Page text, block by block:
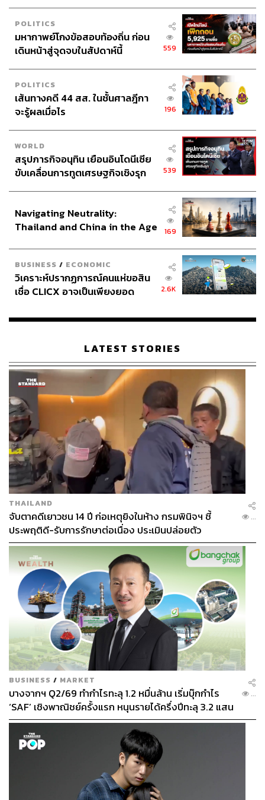
ภาพ:Alex Caparros, Quality Sport Images / Getty Images,
fcbarcelona / Instagram
TAGS: Spotify La Liga Drake
Olivia Rodrigo
Getty Images
Spain
Real Madrid Barcelona
ABOUT THE AUTHOR
สมศักดิ์ จันทวิชชประภา
โปรดิวเซอร์ คอลัมนิสต์ และบรรณาธิการ ผู้
หลงใหลในความตื่นเต้นของกีฬาและความ
สงบของการอ่านหนังสือเงียบๆ
POLITICS
มหากาพย์โกงข้อสอบท้องถิ่น ก่อน
เดินหน้าสู่จุดจบในสัปดาห์นี้
559
POLITICS
เส้นทางคดี 44 สส. ในชั้นศาลฎีกา
จะรู้ผลเมื่อไร
196
WORLD
สรุปภารกิจอนุทิน เยือนอินโดนีเซีย
ขับเคลื่อนการทูตเศรษฐกิจเชิงรุก
539
Navigating Neutrality:
Thailand and China in the Age
169
BUSINESS / ECONOMIC
วิเคราะห์ปรากฏการณ์คนแห่ขอสิน
เชื่อ CLICX อาจเป็นเพียงยอด
เรือนไทยที่ถูกซุกไว้
2.6K
LATEST STORIES
THAILAND
จับตาคดีเยาวชน 14 ปี ก่อเหตุยิงในห้าง กรมพินิจฯ ชี้
ประพฤติดี-รับการรักษาต่อเนื่อง ประเมินปล่อยตัว
...
BUSINESS / MARKET
บางจากฯ Q2/69 ทำกำไรทะลุ 1.2 หมื่นล้าน เริ่มบุ๊กกำไร
‘SAF’ เชิงพาณิชย์ครั้งแรก หนุนรายได้ครึ่งปีทะลุ 3.2 แสน
ล้าน
...